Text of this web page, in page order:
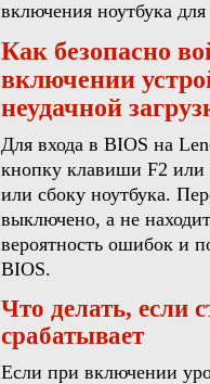
включения ноутбука
Как безопасно
включении
неудачной
Для входа в BIOS на
кнопку клавиши F2 или
или сбоку ноутбука.
выключено, а не
вероятность ошибок и
BIOS.
Что делать, если
срабатывает
Если при включении